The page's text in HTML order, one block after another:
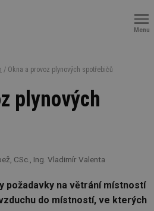
Menu
/ Okna a provoz plynových spotřebičů
plynových
CSc., Ing. Vladimír Valenta
požadavky na větrání místností
do místností, ve kterých